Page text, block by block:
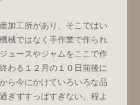
加工所があり、そこではい
械ではなく手作業で作られ
ュースやジャムをここで作
わる１２月の１０日前後に
ら今にかけていろいろな品
ぎずすっぱすぎない、程よ